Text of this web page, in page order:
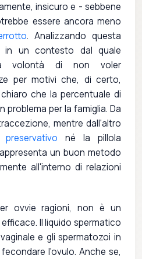
insicuro e - sebbene
essere ancora meno
. Analizzando questa
in un contesto dal quale
volontà di non voler
per motivi che, di certo,
che la percentuale di
problema per la famiglia. Da
mentre dall'altro
preservativo né la pillola
un buon metodo
all'interno di relazioni
ovvie ragioni, non è un
Il liquido spermatico
e gli spermatozoi in
l'ovulo. Anche se,